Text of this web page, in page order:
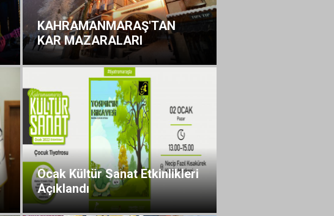
KAHRAMANMARAŞ'TAN
KAR MAZARALARI
Ocak Kültür Sanat Etkinlikleri
Açıklandı